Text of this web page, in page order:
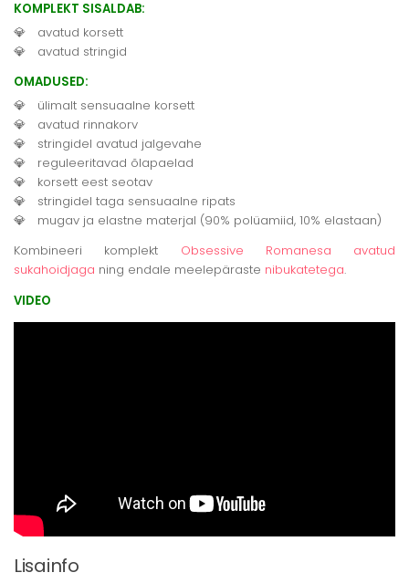
KOMPLEKT SISALDAB:
avatud korsett
avatud stringid
OMADUSED:
ülimalt sensuaalne korsett
avatud rinnakorv
stringidel avatud jalgevahe
reguleeritavad õlapaelad
korsett eest seotav
stringidel taga sensuaalne ripats
mugav ja elastne materjal (90% polüamiid, 10% elastaan)
Kombineeri komplekt Obsessive Romanesa avatud
sukahoidjaga ning endale meelepäraste nibukatetega.
VIDEO
Lisainfo